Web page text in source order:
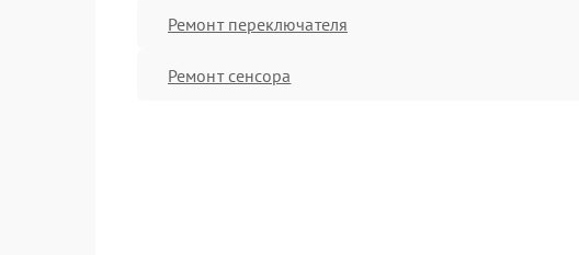
Ремонт переключателя
Ремонт сенсора